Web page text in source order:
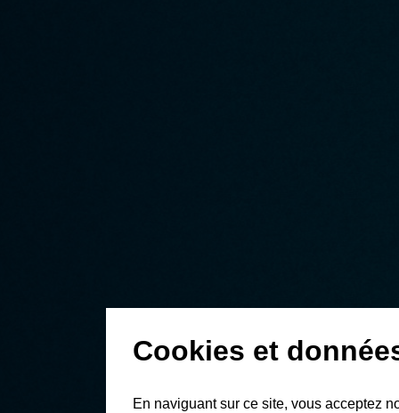
Cookies et
En naviguant sur ce site, vous acceptez